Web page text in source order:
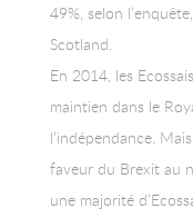
49%, selon
Scotland.
En 2014, les
maintien dans le
l’indépendance.
faveur du Brexit au
une majorité